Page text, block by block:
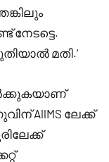
നേടട്ടെ.
മതി.’
AllMS ലേക്ക്